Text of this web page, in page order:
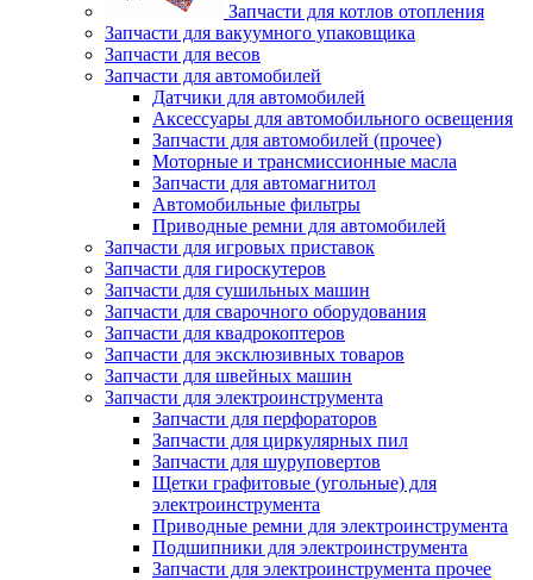
Запчасти для котлов отопления
Запчасти для вакуумного упаковщика
Запчасти для весов
Запчасти для автомобилей
Датчики для автомобилей
Аксессуары для автомобильного освещения
Запчасти для автомобилей (прочее)
Моторные и трансмиссионные масла
Запчасти для автомагнитол
Автомобильные фильтры
Приводные ремни для автомобилей
Запчасти для игровых приставок
Запчасти для гироскутеров
Запчасти для сушильных машин
Запчасти для сварочного оборудования
Запчасти для квадрокоптеров
Запчасти для эксклюзивных товаров
Запчасти для швейных машин
Запчасти для электроинструмента
Запчасти для перфораторов
Запчасти для циркулярных пил
Запчасти для шуруповертов
Щетки графитовые (угольные) для
электроинструмента
Приводные ремни для электроинструмента
Подшипники для электроинструмента
Запчасти для электроинструмента прочее